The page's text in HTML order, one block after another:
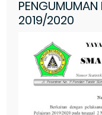
PENGUMUMAN
2019/2020